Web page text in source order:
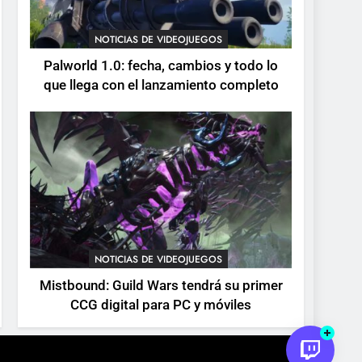
devuelve el espectáculo
de la conducción
Series X|S y PC
NOTICIAS DE VIDEOJUEGOS
NOTICIAS DE VIDEOJUEGOS
Palworld 1.0: fecha, cambios y todo lo
que llega con el lanzamiento completo
NOTICIAS DE VIDEOJUEGOS
Mistbound: Guild Wars tendrá su primer
CCG digital para PC y móviles